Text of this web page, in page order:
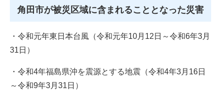
角田市が被災区域に含まれることとなった災害
・令和元年東日本台風（令和元年10月12日～令和6年3月
31日）
・令和4年福島県沖を震源とする地震（令和4年3月16日
～令和9年3月31日）